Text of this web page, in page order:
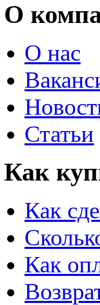
О
О нас
Статьи
Как
Как
Как